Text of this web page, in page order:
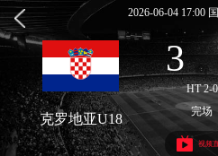
2026-06-04 17:00
3 :
HT 2-0
克罗地亚U18 完场
视频